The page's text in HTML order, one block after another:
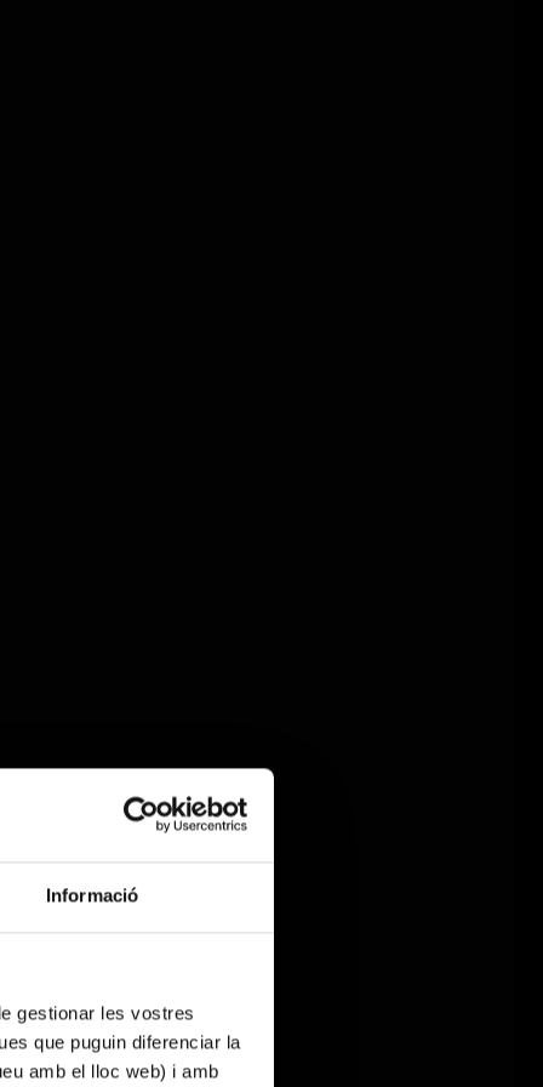
Informació
gestionar les vostres
que puguin diferenciar la
amb el lloc web) i amb